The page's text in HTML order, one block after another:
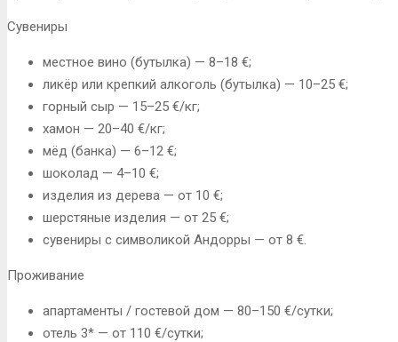
Сувениры
местное вино (бутылка) — 8–18 €;
ликёр или крепкий алкоголь (бутылка) — 10–25 €;
горный сыр — 15–25 €/кг;
хамон — 20–40 €/кг;
мёд (банка) — 6–12 €;
шоколад — 4–10 €;
изделия из дерева — от 10 €;
шерстяные изделия — от 25 €;
сувениры с символикой Андорры — от 8 €.
Проживание
апартаменты / гостевой дом — 80–150 €/сутки;
отель 3* — от 110 €/сутки;